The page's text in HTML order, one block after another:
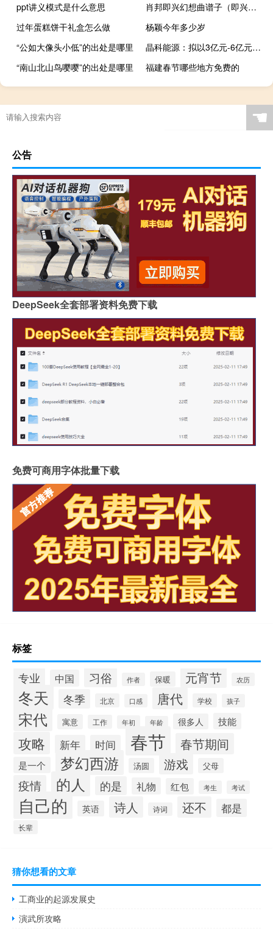
ppt讲义模式是什么意思
肖邦即兴幻想曲谱子（即兴幻想曲-肖邦代表作品简介）
过年蛋糕饼干礼盒怎么做
杨颖今年多少岁
“公如大像头小低”的出处是哪里
晶科能源：拟以3亿元-6亿元回购股份回购价格不超过人民币18.85元/股
“南山北山鸟嘤嘤”的出处是哪里
福建春节哪些地方免费的
传奇游戏手机版游戏攻略
☚
公告
DeepSeek全套部署资料免费下载
免费可商用字体批量下载
标签
专业 中国 习俗 作者 保暖 元宵节 农历
冬天 冬季 北京 口感 唐代 学校 孩子
宋代 寓意 工作 年初 年龄 很多人 技能
攻略 新年 时间 春节 春节期间
是一个 梦幻西游 汤圆 游戏 父母
疫情 的人 的是 礼物 红包 考生 考试
自己的 英语 诗人 诗词 还不 都是
长辈
猜你想看的文章
工商业的起源发展史
演武所攻略